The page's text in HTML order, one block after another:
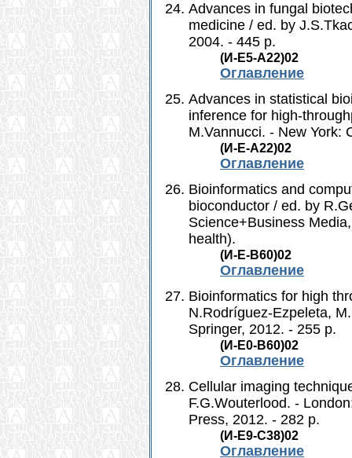
Advances in fungal
medicine / ed. by
2004. - 445 p.
(И-Е5-A22)02
Оглавление
Advances in statistical
inference for high-
M.Vannucci. - New York:
(И-Е-А22)02
Оглавление
Bioinformatics and
bioconductor / ed. by
Science+Business
health).
(И-Е-B60)02
Оглавление
Bioinformatics for high
N.Rodríguez-Ezpeleta,
Springer, 2012. - 255 p.
(И-Е0-В60)02
Оглавление
Cellular imaging
F.G.Wouterlood. -
Press, 2012. - 282 p.
(И-Е9-С38)02
Оглавление